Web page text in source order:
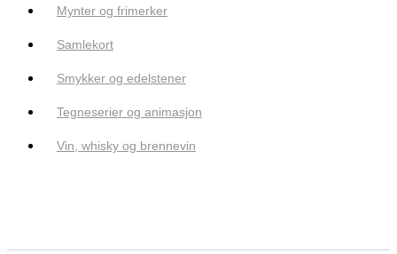
Mynter og frimerker
Samlekort
Smykker og edelstener
Tegneserier og animasjon
Vin, whisky og brennevin